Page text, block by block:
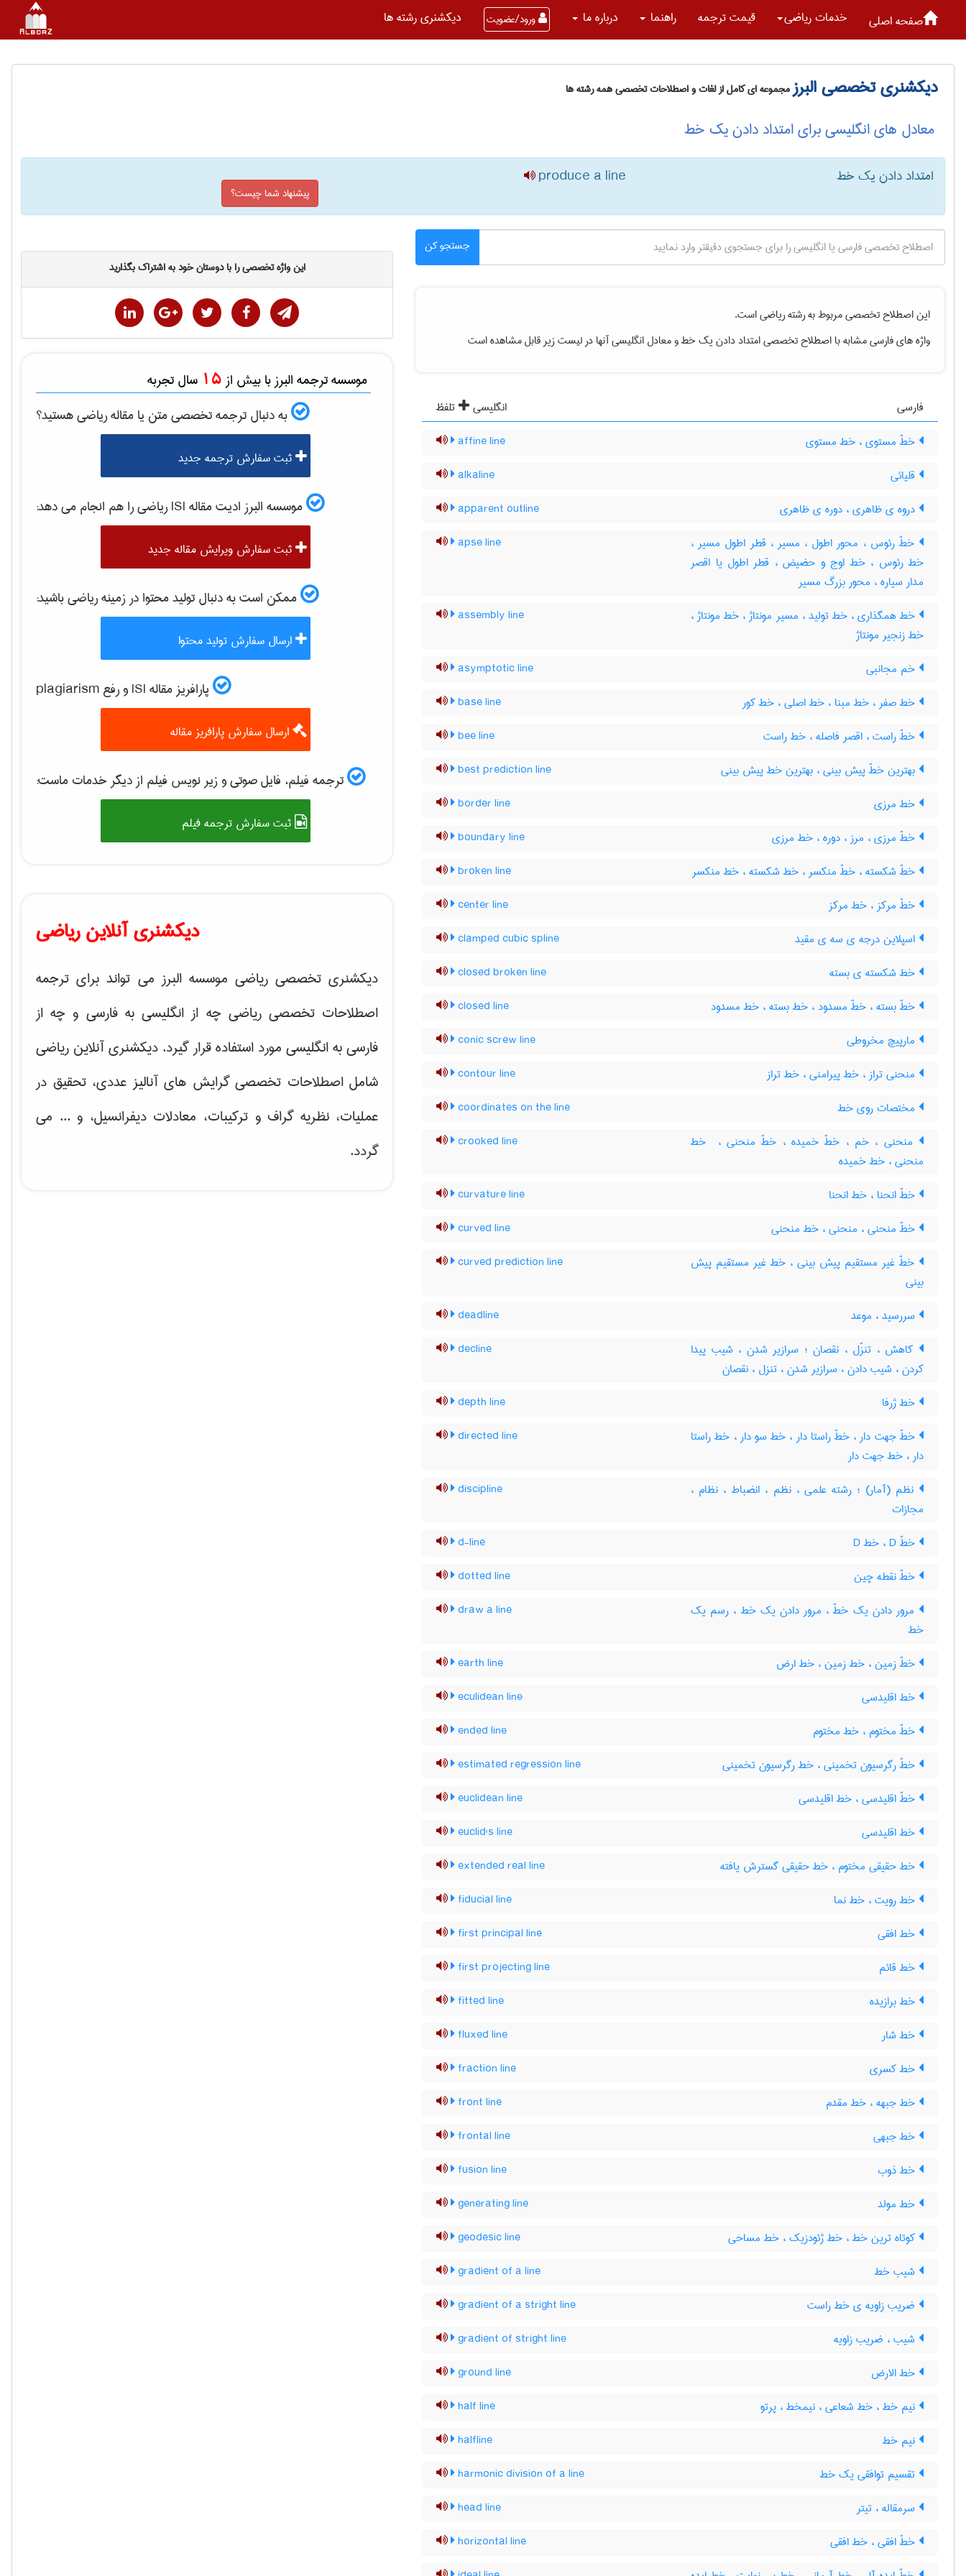
صفحه اصلی خدمات رياضی قیمت ترجمه راهنما درباره ما ورود/عضویت دیکشنری رشته ها
دیکشنری تخصصی البرزمجموعه ای کامل از لغات و اصطلاحات تخصصی همه رشته ها
معادل های انگلیسی برای امتداد دادن یک خط
امتداد دادن یک خط produce a line
پیشنهاد شما چیست؟
جستجو کن
این اصطلاح تخصصی مربوط به رشتهرياضیاست.
واژه های فارسی مشابه با اصطلاح تخصصیامتداد دادن یک خطو معادل انگلیسی آنها در لیست زیر قابل مشاهده است
فارسی انگلیسی
تلفظ
خطّ مستوی ، خط مستوی
affine line
قلیائی alkaline
دروه ی ظاهری ، دوره ی ظاهری apparent outline
خطّ رئوس ، محور اطول ، مسیر ، قطر اطول مسیر ،
خط رئوس ، خط اوج و حضیض ، قطر اطول یا اقصر
مدار سیاره ، محور بزرگ مسیر
apse line
خط همگذاری ، خط تولید ، مسیر مونتاژ ، خط مونتاژ ،
خط زنجیر مونتاژ
assembly line
خم مجانبی asymptotic line
خط صفر ، خط مبنا ، خط اصلی ، خط کور base line
خطّ راست ، اقصر فاصله ، خط راست bee line
بهترین خطّ پیش بینی ، بهترین خط پیش بینی best prediction line
خط مرزی border line
خطّ مرزی ، مرز ، دوره ، خط مرزی boundary line
خطّ شکسته ، خطّ منکسر ، خط شکسته ، خط منکسر broken line
خطّ مرکز ، خط مرکز center line
اسپلاین درجه ی سه ی مقید clamped cubic spline
خط شکسته ی بسته closed broken line
خطّ بسته ، خطّ مسدود ، خط بسته ، خط مسدود closed line
مارپیچ مخروطی conic screw line
منحنی تراز ، خط پیرامنی ، خط تراز contour line
مختصات روی خط coordinates on the line
منحنی ، خم ، خطّ خمیده ، خطّ منحنی ، ‌ خط
منحنی ، خط خمیده
crooked line
خطّ انحنا ، خط انحنا curvature line
خطّ منحنی ، منحنی ، خط منحنی curved line
خطّ غیر مستقیم پیش بینی ، خط غیر مستقیم پیش
بینی
curved prediction line
سررسید ، موعد deadline
کاهش ، تنزّل ، نقصان ؛ سرازیر شدن ، شیب پیدا
کردن ، شیب دادن ، سرازیر شدن ، تنزل ، نقصان
decline
خط ژرفا depth line
خطّ جهت دار ، خطّ راستا دار ، خط سو دار ، خط راستا
دار ، خط جهت دار
directed line
نظم (آمار) ؛ رشته علمی ، نظم ، انضباط ، نظام ،
مجازات
discipline
خطّ D ، خط D d-line
خطّ نقطه چین dotted line
مرور دادن یک خطّ ، مرور دادن یک خط ، رسم یک
خط
draw a line
خطّ زمین ، خط زمین ، خط ارض earth line
خط اقلیدسی eculidean line
خطّ مختوم ، خط مختوم ended line
خطّ رگرسیون تخمینی ، خط رگرسیون تخمینی estimated regression line
خطّ اقلیدسی ، خط اقلیدسی euclidean line
خط اقلیدسی euclid's line
خط حقیقی مختوم ، خط حقیقی گسترش یافته extended real line
خط رویت ، خط نما fiducial line
خط افقی first principal line
خط قائم first projecting line
خط برازیده fitted line
خط شار fluxed line
خط کسری fraction line
خط جبهه ، خط مقدم front line
خط جبهی frontal line
خط ذوب fusion line
خط مولد generating line
کوتاه ترین خط ، خط ژئودزیک ، خط مساحی geodesic line
شیب خط gradient of a line
ضریب زاویه ی خط راست gradient of a stright line
شیب ، ضریب زاویه gradient of stright line
خط الارض ground line
نیم خط ، خط شعاعی ، نیمخط ، پرتو half line
نیم خط halfline
تقسیم توافقی یک خط harmonic division of a line
سرمقاله ، تیتر head line
خطّ افقی ، خط افقی horizontal line
این واژه تخصصی را با دوستان خود به اشتراک بگذارید
موسسه ترجمه البرز با بیش از 15 سال تجربه
به دنبال ترجمه تخصصی متن یا مقالهرياضیهستید؟
ثبت سفارش ترجمه جدید
موسسه البرز ادیت مقاله ISI رياضیرا هم انجام می دهد:
ثبت سفارش ویرایش مقاله جدید
ممکن است به دنبال تولید محتوا در زمینهرياضیباشید:
ارسال سفارش تولید محتوا
پارافریز مقاله ISI و رفع plagiarism
ارسال سفارش پارافریز مقاله
ترجمه فیلم، فایل صوتی و زیر نویس فیلم از دیگر خدمات ماست:
ثبت سفارش ترجمه فیلم
دیکشنری آنلاین ریاضی
دیکشنری تخصصی ریاضی موسسه البرز می تواند برای ترجمه
اصطلاحات تخصصی ریاضی چه از انگلیسی به فارسی و چه از
فارسی به انگلیسی مورد استفاده قرار گیرد. دیکشنری آنلاین ریاضی
شامل اصطلاحات تخصصی گرایش هایآنالیز عددی، تحقیق در
عملیات، نظریه گراف و تركیبات، معادلات دیفرانسیل، و ... می
گردد.